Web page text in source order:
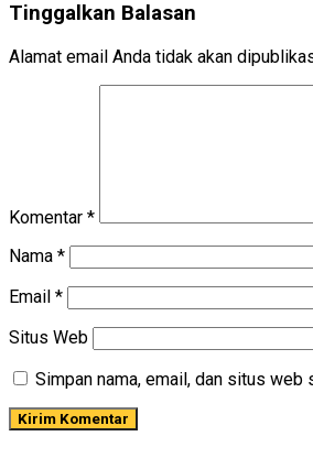
Tinggalkan Balasan
Alamat email Anda tidak akan
Komentar *
Nama *
Email *
Situs Web
Simpan nama, email, dan situs web